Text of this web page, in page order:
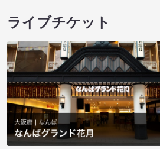
ライブチケット